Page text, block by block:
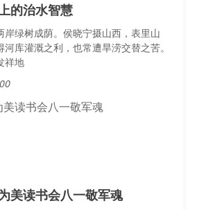
的治水智慧
岸绿树成荫。侯晓宁摄山西，表里山
库灌溉之利，也常遭旱涝交替之苦。
祥地
美读书会八一敬军魂